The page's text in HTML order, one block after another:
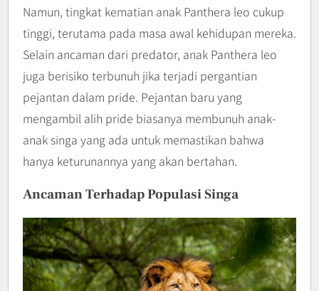
Namun, tingkat kematian anak Panthera leo cukup
tinggi, terutama pada masa awal kehidupan mereka.
Selain ancaman dari predator, anak Panthera leo
juga berisiko terbunuh jika terjadi pergantian
pejantan dalam pride. Pejantan baru yang
mengambil alih pride biasanya membunuh anak-
anak singa yang ada untuk memastikan bahwa
hanya keturunannya yang akan bertahan.
Ancaman Terhadap Populasi Singa